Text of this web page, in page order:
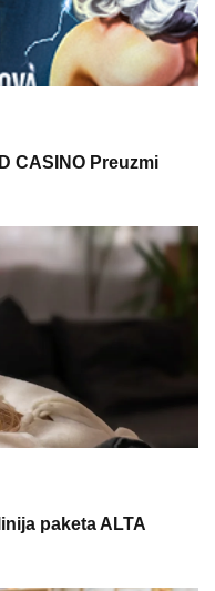
CASINO Preuzmi
paketa ALTA